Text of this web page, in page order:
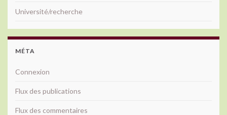
Université/recherche
MÉTA
Connexion
Flux des publications
Flux des commentaires